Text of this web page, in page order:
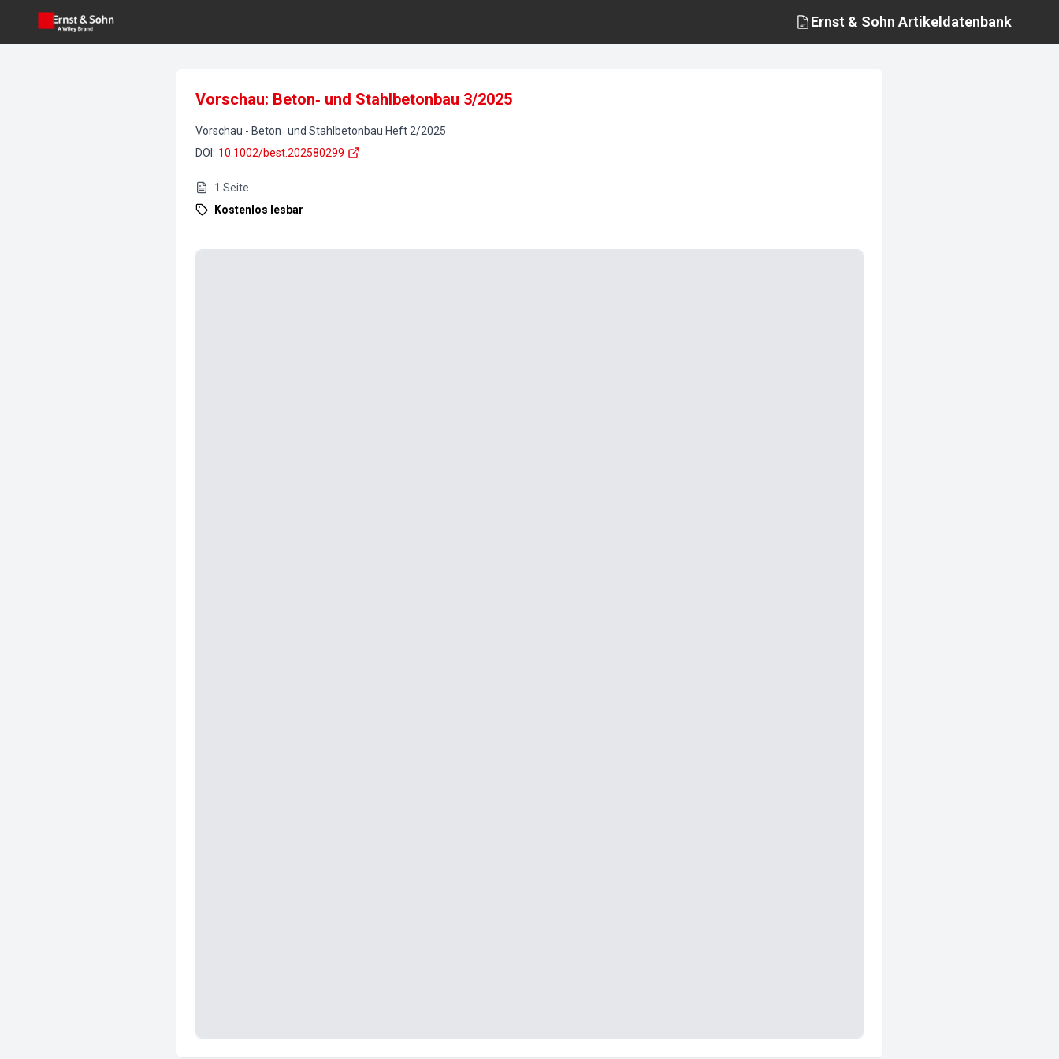
Ernst & Sohn Artikeldatenbank
Vorschau: Beton‐ und Stahlbetonbau 3/2025
Vorschau - Beton‐ und Stahlbetonbau Heft 2/2025
DOI : 10.1002/best.202580299
1 Seite
Kostenlos lesbar